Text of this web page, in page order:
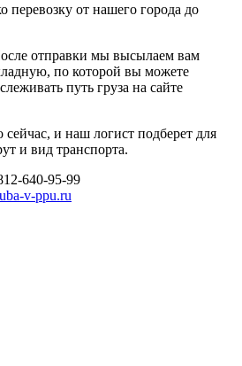
перевозку от нашего города до
отправки мы высылаем вам
по которой вы можете
путь груза на сайте
и наш логист подберет для
и вид транспорта.
640-95-99
v-ppu.ru